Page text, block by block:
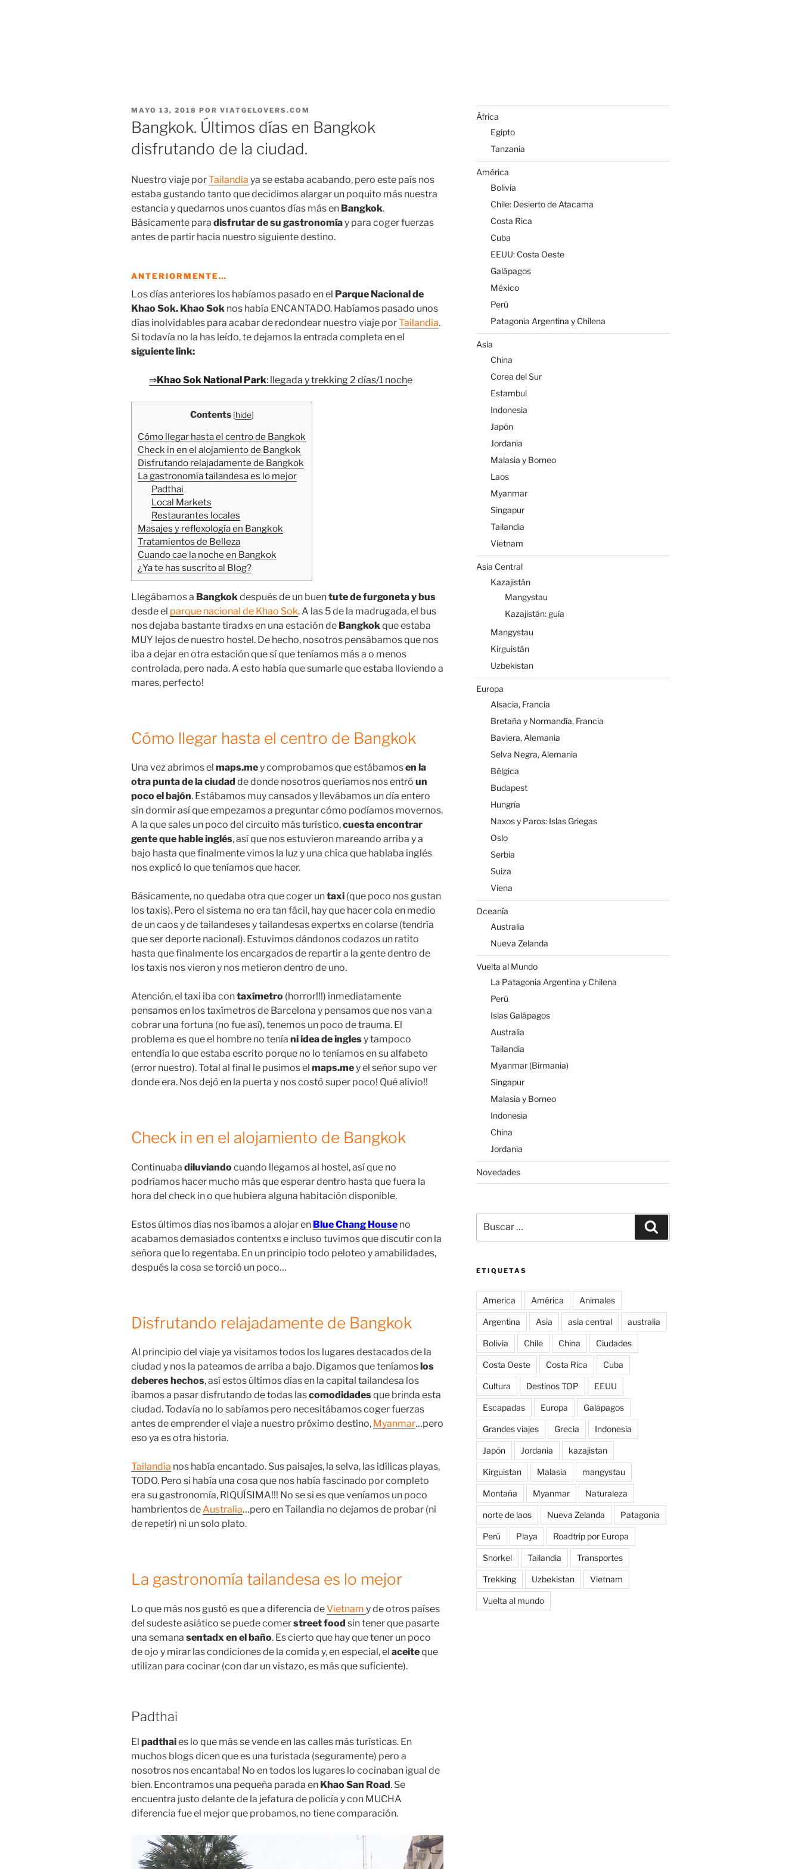
PUBLICADO
EL
MAYO 13, 2018 POR VIATGELOVERS.COM
Bangkok. Últimos días en Bangkok
disfrutando de la ciudad.
Nuestro viaje porTailandia ya se estaba acabando, pero este país nos
estaba gustando tanto que decidimos alargar un poquito más nuestra
estancia y quedarnos unos cuantos días más en Bangkok.
Básicamente para disfrutar de su gastronomíay para coger fuerzas
antes de partir hacia nuestro siguiente destino.
ANTERIORMENTE…
Los días anteriores los habíamos pasado en el Parque Nacional de
Khao Sok. Khao Sok nos había ENCANTADO. Habíamos pasado unos
días inolvidables para acabar de redondear nuestro viaje porTailandia.
Si todavía no la has leído, te dejamos la entrada completa en el
siguiente link:
⇒Khao Sok National Park: llegada y trekking 2 días/1 noche
Contents [hide]
Cómo llegar hasta el centro de Bangkok
Check in en el alojamiento de Bangkok
Disfrutando relajadamente de Bangkok
La gastronomía tailandesa es lo mejor
Padthai
Local Markets
Restaurantes locales
Masajes y reflexología en Bangkok
Tratamientos de Belleza
Cuando cae la noche en Bangkok
¿Ya te has suscrito al Blog?
Llegábamos a Bangkok después de un buentute de furgoneta y bus
desde el parque nacional de Khao Sok. A las 5 de la madrugada, el bus
nos dejaba bastante tiradxs en una estación de Bangkok que estaba
MUY lejos de nuestro hostel. De hecho, nosotros pensábamos que nos
iba a dejar en otra estación que sí que teníamos más a o menos
controlada, pero nada. A esto había que sumarle que estaba lloviendo a
mares, perfecto!
Cómo llegar hasta el centro de Bangkok
Una vez abrimos el maps.mey comprobamos que estábamosen la
otra punta de la ciudad de donde nosotros queríamos nos entró un
poco el bajón. Estábamos muy cansados y llevábamos un día entero
sin dormir así que empezamos a preguntar cómo podíamos movernos.
A la que sales un poco del circuito más turístico,cuesta encontrar
gente que hableinglés, así que nos estuvieron mareando arriba y a
bajo hasta que finalmente vimos la luz y una chica que hablaba inglés
nos explicó lo que teníamos que hacer.
Básicamente, no quedaba otra que coger untaxi (que poco nos gustan
los taxis). Pero el sistema no era tan fácil, hay que hacer cola en medio
de un caos y de tailandeses y tailandesas expertxs en colarse (tendría
que ser deporte nacional). Estuvimos dándonos codazos un ratito
hasta que finalmente los encargados de repartir a la gente dentro de
los taxis nos vieron y nos metieron dentro de uno.
Atención, el taxi iba contaxímetro (horror!!!) inmediatamente
pensamos en los taxímetros de Barcelona y pensamos que nos van a
cobrar una fortuna (no fue así), tenemos un poco de trauma. El
problema es que el hombre no tenía ni idea de inglesy tampoco
entendía lo que estaba escrito porque no lo teníamos en su alfabeto
(error nuestro). Total al final le pusimos el maps.mey el señor supo ver
donde era. Nos dejó en la puerta y nos costó super poco! Qué alivio!!
Check in en el alojamiento de Bangkok
Continuaba diluviandocuando llegamos al hostel, así que no
podríamos hacer mucho más que esperar dentro hasta que fuera la
hora del check in o que hubiera alguna habitación disponible.
Estos últimos días nos íbamos a alojar en Blue Chang House no
acabamos demasiados contentxs e incluso tuvimos que discutir con la
señora que lo regentaba. En un principio todo peloteo y amabilidades,
después la cosa se torció un poco…
Disfrutando relajadamente de Bangkok
Al principio del viaje ya visitamos todos los lugares destacados de la
ciudad y nos la pateamos de arriba a bajo. Digamos que teníamos los
deberes hechos, así estos últimos días en la capital tailandesa los
íbamos a pasar disfrutando de todas lascomodidadesque brinda esta
ciudad. Todavía no lo sabíamos pero necesitábamos coger fuerzas
antes de emprender el viaje a nuestro próximo destino, Myanmar…pero
eso ya es otra historia.
Tailandia nos había encantado. Sus paisajes, la selva, las idílicas playas,
TODO. Pero si había una cosa que nos había fascinado por completo
era su gastronomía, RIQUÍSIMA!!! No se si es que veníamos un poco
hambrientos deAustralia…pero en Tailandia no dejamos de probar (ni
de repetir) ni un solo plato.
La gastronomía tailandesa es lo mejor
Lo que más nos gustó es que a diferencia deVietnam y de otros países
del sudeste asiático se puede comerstreet food sin tener que pasarte
una semana sentadx en el baño. Es cierto que hay que tener un poco
de ojo y mirar las condiciones de la comida y, en especial, el aceiteque
utilizan para cocinar (con dar un vistazo, es más que suficiente).
Padthai
El padthaies lo que más se vende en las calles más turísticas. En
muchos blogs dicen que es una turistada (seguramente) pero a
nosotros nos encantaba! No en todos los lugares lo cocinaban igual de
bien. Encontramos una pequeña parada en Khao San Road. Se
encuentra justo delante de la jefatura de policía y con MUCHA
diferencia fue el mejor que probamos, no tiene comparación.
África
Egipto
Tanzania
América
Bolivia
Chile: Desierto de Atacama
Costa Rica
Cuba
EEUU: Costa Oeste
Galápagos
México
Perú
Patagonia Argentina y Chilena
Asia
China
Corea del Sur
Estambul
Indonesia
Japón
Jordania
Malasia y Borneo
Laos
Myanmar
Singapur
Tailandia
Vietnam
Asia Central
Kazajistán
Mangystau
Kazajistán: guía
Mangystau
Kirguistán
Uzbekistan
Europa
Alsacia, Francia
Bretaña y Normandía, Francia
Baviera, Alemania
Selva Negra, Alemania
Bélgica
Budapest
Hungría
Naxos y Paros: Islas Griegas
Oslo
Serbia
Suiza
Viena
Oceanía
Australia
Nueva Zelanda
Vuelta al Mundo
La Patagonia Argentina y Chilena
Perú
Islas Galápagos
Australia
Tailandia
Myanmar (Birmania)
Singapur
Malasia y Borneo
Indonesia
China
Jordania
Novedades
por:
ETIQUETAS
America América Animales
Argentina Asia asia central australia
Bolivia Chile China Ciudades
Costa Oeste Costa Rica Cuba
Cultura Destinos TOP EEUU
Escapadas Europa Galápagos
Grandes viajes Grecia Indonesia
Japón Jordania kazajistan
Kirguistan Malasia mangystau
Montaña Myanmar Naturaleza
norte de laos Nueva Zelanda Patagonia
Perú Playa Roadtrip por Europa
Snorkel Tailandia Transportes
Trekking Uzbekistan Vietnam
Vuelta al mundo